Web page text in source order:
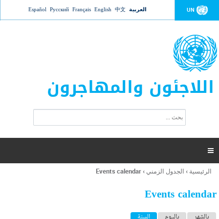
Jump to navigation UN العربية 中文
English
Français
Русский
Español
اللاجئون والمهاجرون
ت
ر
ل
ح
ب

أنت
هنا
الرئيسية › الجدول الزمني ›
Events calendar
Events calendar